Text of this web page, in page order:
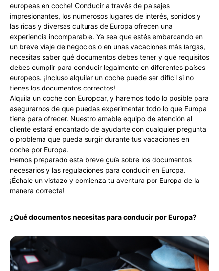
europeas en coche! Conducir a través de paisajes
impresionantes, los numerosos lugares de interés, sonidos y
las ricas y diversas culturas de Europa ofrecen una
experiencia incomparable. Ya sea que estés embarcando en
un breve viaje de negocios o en unas vacaciones más largas,
necesitas saber qué documentos debes tener y qué requisitos
debes cumplir para conducir legalmente en diferentes países
europeos. ¡Incluso alquilar un coche puede ser difícil si no
tienes los documentos correctos!
Alquila un coche con Europcar, y haremos todo lo posible para
asegurarnos de que puedas experimentar todo lo que Europa
tiene para ofrecer. Nuestro amable equipo de atención al
cliente estará encantado de ayudarte con cualquier pregunta
o problema que pueda surgir durante tus vacaciones en
coche por Europa.
Hemos preparado esta breve guía sobre los documentos
necesarios y las regulaciones para conducir en Europa.
¡Échale un vistazo y comienza tu aventura por Europa de la
manera correcta!
¿Qué documentos necesitas para conducir por Europa?